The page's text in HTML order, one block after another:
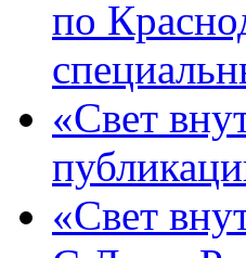
по
«Свет
«Свет